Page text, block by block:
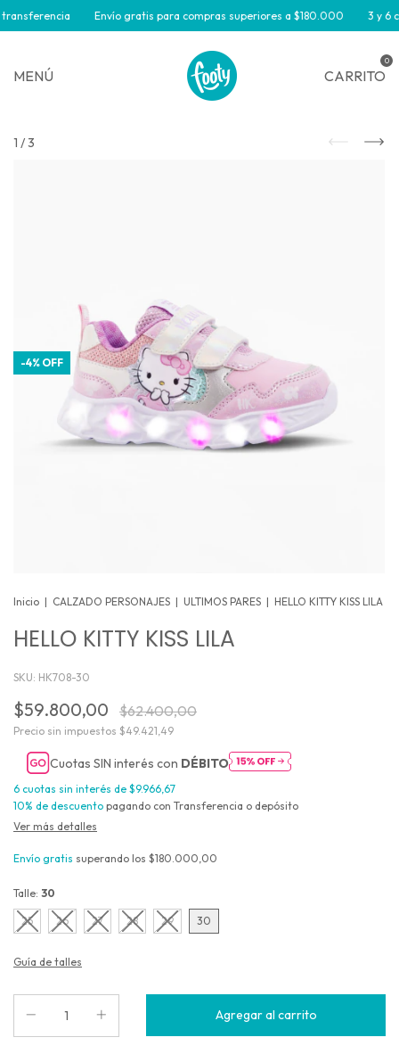
Envío gratis para compras superiores a $180.000 3 y 6
MENÚ CARRITO
0
1 /3
-4% OFF
Inicio | CALZADO PERSONAJES | ULTIMOS PARES | HELLO KITTY KISS LILA
HELLO KITTY KISS LILA
SKU: HK708-30
$59.800,00 $62.400,00
Precio sin impuestos $49.421,49
Cuotas SIN interés con DÉBITO
6 cuotas sin interés de $9.966,67
10% de descuento pagando con Transferencia o depósito
Ver más detalles
Envío gratis superando los $180.000,00
Talle: 30
25 26 27 28 29 30
Guía de talles